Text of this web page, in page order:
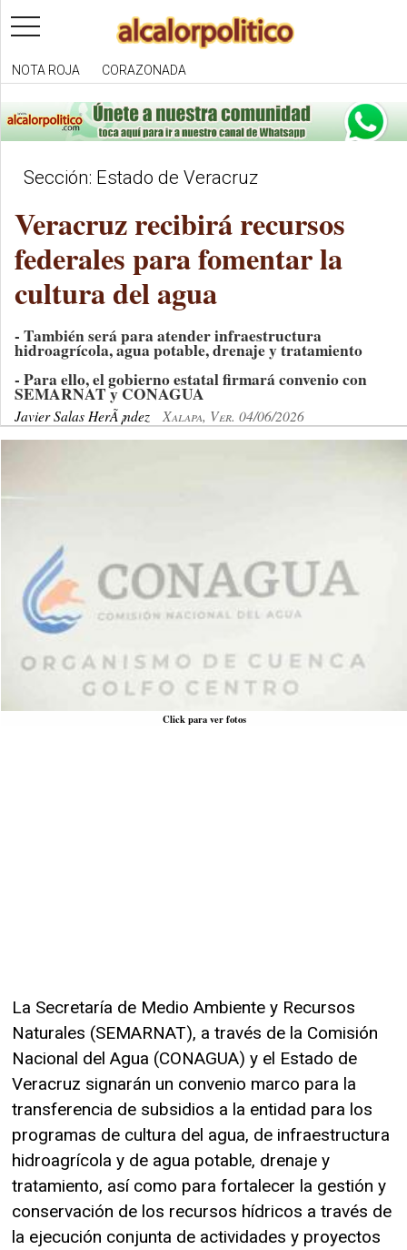
toggle
navigation
NOTA ROJA CORAZONADA
Sección: Estado de Veracruz
Veracruz recibirá recursos
federales para fomentar la
cultura del agua
- También será para atender infraestructura
hidroagrícola, agua potable, drenaje y tratamiento
- Para ello, el gobierno estatal firmará convenio con
SEMARNAT y CONAGUA
Javier Salas HerÃ¡ndez Xalapa, Ver. 04/06/2026
Click para ver fotos
La Secretaría de Medio Ambiente y Recursos
Naturales (SEMARNAT), a través de la Comisión
Nacional del Agua (CONAGUA) y el Estado de
Veracruz signarán un convenio marco para la
transferencia de subsidios a la entidad para los
programas de cultura del agua, de infraestructura
hidroagrícola y de agua potable, drenaje y
tratamiento, así como para fortalecer la gestión y
conservación de los recursos hídricos a través de
la ejecución conjunta de actividades y proyectos